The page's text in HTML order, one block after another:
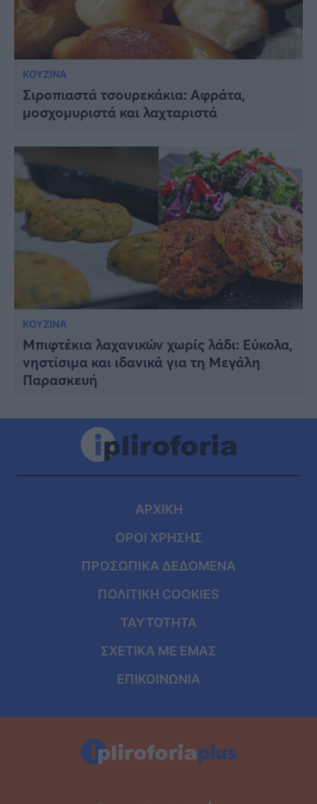
ΚΟΥΖΙΝΑ
Σιροπιαστά τσουρεκάκια: Αφράτα,
μοσχομυριστά και λαχταριστά
ΚΟΥΖΙΝΑ
Μπιφτέκια λαχανικών χωρίς λάδι: Εύκολα,
νηστίσιμα και ιδανικά για τη Μεγάλη
Παρασκευή
ΑΡΧΙΚΗ
ΟΡΟΙ ΧΡΗΣΗΣ
ΠΡΟΣΩΠΙΚΑ ΔΕΔΟΜΕΝΑ
ΠΟΛΙΤΙΚΗ COOKIES
ΤΑΥΤΟΤΗΤΑ
ΣΧΕΤΙΚΑ ΜΕ ΕΜΑΣ
ΕΠΙΚΟΙΝΩΝΙΑ